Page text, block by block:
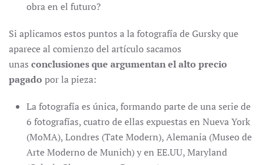
obra en el futuro?
Si aplicamos estos puntos a la fotografía de Gursky que
aparece al comienzo del artículo sacamos
unas conclusiones que argumentan el alto precio
pagado por la pieza:
La fotografía es única, formando parte de una serie de
6 fotografías, cuatro de ellas expuestas en Nueva York
(MoMA), Londres (Tate Modern), Alemania (Museo de
Arte Moderno de Munich) y en EE.UU, Maryland